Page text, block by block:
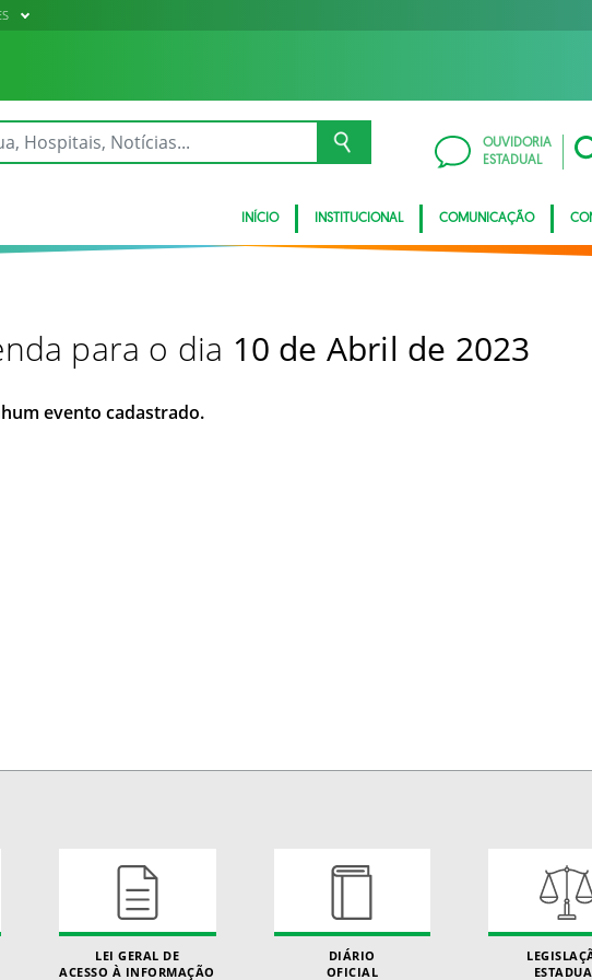
OUVIDORIA
ESTADUAL
INÍCIO INSTITUCIONAL COMUNICAÇÃO
para o dia 10 de Abril de 2023
evento cadastrado.
LEI GERAL DE
ACESSO À INFORMAÇÃO
DIÁRIO
OFICIAL